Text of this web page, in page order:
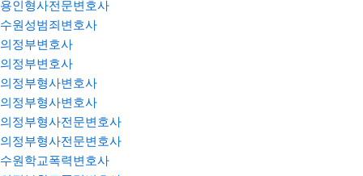
용인형사전문변호사
수원성범죄변호사
의정부변호사
의정부변호사
의정부형사변호사
의정부형사변호사
의정부형사전문변호사
의정부형사전문변호사
수원학교폭력변호사